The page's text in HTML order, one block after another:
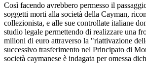
Così facendo avrebbero permesso il
soggetti morti alla società della Cayman,
collezionista, e alle sue controllate italiane
studio legale permettendo di realizzare una
milioni di euro attraverso la "riattivazione
successivo trasferimento nel Principato di
società caymanese è indagata per omessa